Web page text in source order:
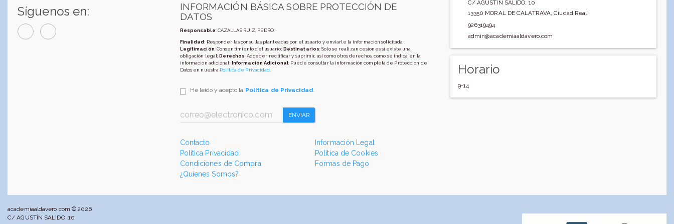
Síguenos en:
INFORMACIÓN BÁSICA SOBRE PROTECCIÓN DE
DATOS
Responsable: CAZALLAS RUIZ, PEDRO
Finalidad: Responder las consultas planteadas por el usuario y enviarle la información solicitada;
Legitimación: Consentimiento del usuario; Destinatarios: Solo se realizan cesiones si existe una
obligación legal; Derechos: Acceder, rectificar y suprimir, así como otros derechos, como se indica en la
información adicional; Información Adicional: Puede consultar la información completa de Protección de
Datos en nuestra Política de Privacidad.
He leído y acepto la Política de Privacidad.
ENVIAR
Contacto
Información Legal
Política Privacidad
Política de Cookies
Condiciones de Compra
Formas de Pago
¿Quienes Somos?
C/ AGUSTIN SALIDO, 10
13350 MORAL DE CALATRAVA ,Ciudad Real
926319494
admin@academiaaldavero.com
Horario
9-14
academiaaldavero.com © 2026
C/ AGUSTÍN SALIDO, 10